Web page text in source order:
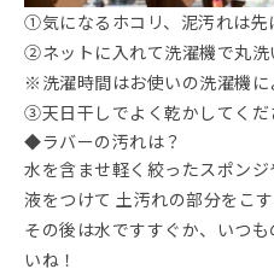
①気になるホコリ、泥汚れは先
②ネットに入れて洗濯機で丸洗
※洗濯時間はお使いの洗濯機に
③天日干しでよく乾かしてくだ
◆ラバーの汚れは？
水を含ませ軽く絞ったスポン
液をつけて 土汚れの部分をこ
その後は水ですすぐか、いつ
いね！